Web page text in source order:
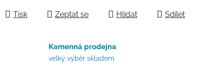
Tisk Zeptat se Hlídat Sdílet
Kamenná prodejna
velký výběr skladem